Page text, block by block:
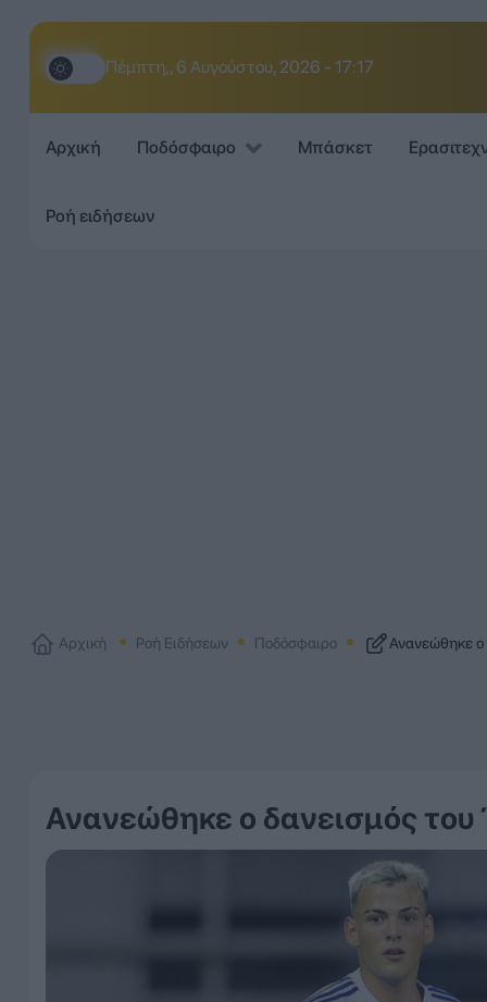
Πέμπτη,, 6 Αυγούστου, 2026 - 17:17
Αρχική Ποδόσφαιρο Μπάσκετ
Ροή ειδήσεων
Αρχική Ροή Ειδήσεων Ποδόσφαιρο Ανανεώθηκε ο
Ανανεώθηκε ο δανεισμός